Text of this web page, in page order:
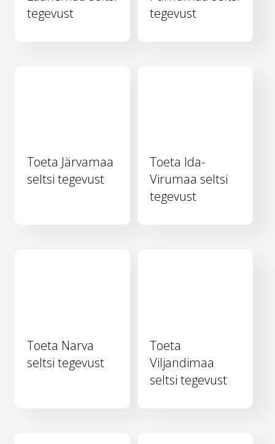
tegevust
tegevust
Toeta Järvamaa
seltsi tegevust
Toeta Ida-
Virumaa seltsi
tegevust
Toeta Narva
seltsi tegevust
Toeta
Viljandimaa
seltsi tegevust